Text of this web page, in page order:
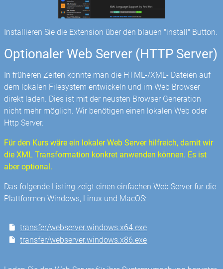
Installieren Sie die Extension über den blauen "install" Button.
Optionaler Web Server (HTTP Server)
In früheren Zeiten konnte man die HTML-/XML- Dateien auf
dem lokalen Filesystem entwickeln und im Web Browser
direkt laden. Dies ist mit der neusten Browser Generation
nicht mehr möglich. Wir benötigen einen lokalen Web oder
Http Server.
Für den Kurs wäre ein lokaler Web Server hilfreich, damit wir
die XML Transformation konkret anwenden können. Es ist
aber optional.
Das folgende Listing zeigt einen einfachen Web Server für die
Plattformen Windows, Linux und MacOS:
transfer/webserver.windows.x64.exe
transfer/webserver.windows.x86.exe